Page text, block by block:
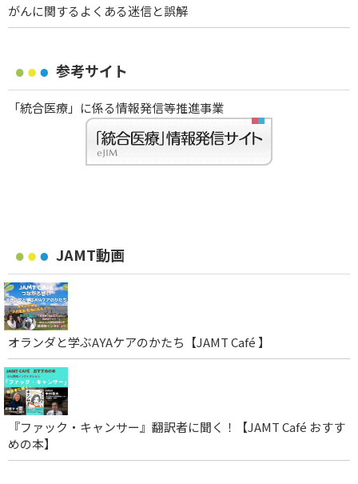
がんに関するよくある迷信と誤解
参考サイト
「統合医療」に係る情報発信等推進事業
JAMT動画
オランダと学ぶAYAケアのかたち【JAMT Café 】
『ファック・キャンサー』翻訳者に聞く！【JAMT Café おすす
めの本】